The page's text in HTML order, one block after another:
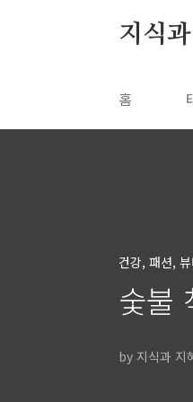
지식
홈
건강, 패션,
숯불
by 지식과 지